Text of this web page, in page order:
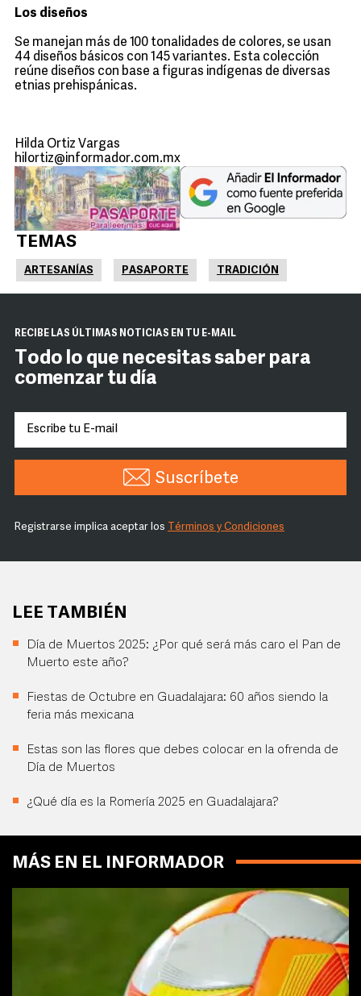
Los diseños
Se manejan más de 100 tonalidades de colores, se usan
44 diseños básicos con 145 variantes. Esta colección
reúne diseños con base a figuras indígenas de diversas
etnias prehispánicas.
Hilda Ortiz Vargas
hilortiz@informador.com.mx
TEMAS
ARTESANÍAS PASAPORTE TRADICIÓN
RECIBE LAS ÚLTIMAS NOTICIAS EN TU E-MAIL
Todo lo que necesitas saber para
comenzar tu día
Suscríbete
Registrarse implica aceptar los Términos y Condiciones
LEE TAMBIÉN
Día de Muertos 2025: ¿Por qué será más caro el Pan de
Muerto este año?
Fiestas de Octubre en Guadalajara: 60 años siendo la
feria más mexicana
Estas son las flores que debes colocar en la ofrenda de
Día de Muertos
¿Qué día es la Romería 2025 en Guadalajara?
MÁS EN EL INFORMADOR